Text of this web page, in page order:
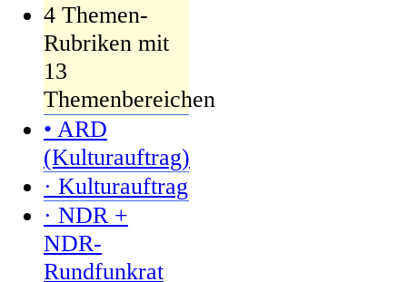
4 Themen-
Rubriken mit
13
Themenbereichen
• ARD
(Kulturauftrag)
· Kulturauftrag
· NDR +
NDR-
Rundfunkrat